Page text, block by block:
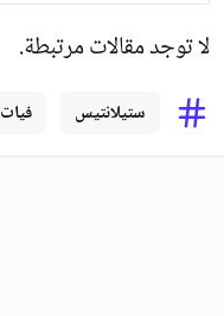
لا توجد مقالات مرتبطة.
ستيلانتيس فيات